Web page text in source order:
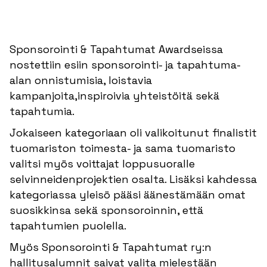
Sponsorointi & Tapahtumat Awardseissa
nostettiin esiin sponsorointi- ja tapahtuma-
alan onnistumisia, loistavia
kampanjoita,inspiroivia yhteistöitä sekä
tapahtumia.
Jokaiseen kategoriaan oli valikoitunut finalistit
tuomariston toimesta- ja sama tuomaristo
valitsi myös voittajat loppusuoralle
selvinneidenprojektien osalta. Lisäksi kahdessa
kategoriassa yleisö pääsi äänestämään omat
suosikkinsa sekä sponsoroinnin, että
tapahtumien puolella.
Myös Sponsorointi & Tapahtumat ry:n
hallitusalumnit saivat valita mielestään